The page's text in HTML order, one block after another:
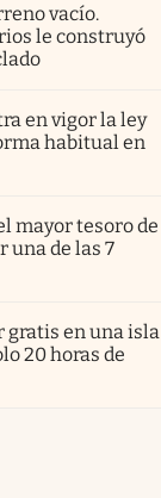
vacío.
le construyó
en vigor la ley
habitual en
mayor tesoro de
una de las 7
en una isla
20 horas de